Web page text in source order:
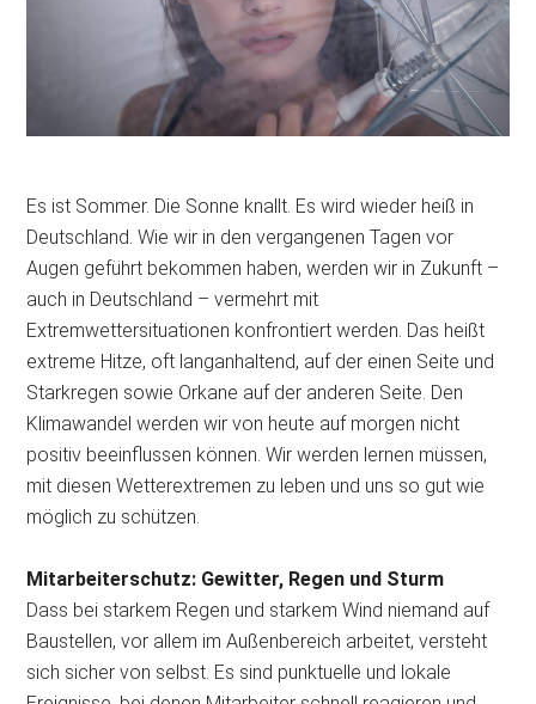
Es ist Sommer. Die Sonne knallt. Es wird wieder heiß in
Deutschland. Wie wir in den vergangenen Tagen vor
Augen geführt bekommen haben, werden wir in Zukunft –
auch in Deutschland – vermehrt mit
Extremwettersituationen konfrontiert werden. Das heißt
extreme Hitze, oft langanhaltend, auf der einen Seite und
Starkregen sowie Orkane auf der anderen Seite. Den
Klimawandel werden wir von heute auf morgen nicht
positiv beeinflussen können. Wir werden lernen müssen,
mit diesen Wetterextremen zu leben und uns so gut wie
möglich zu schützen.
Mitarbeiterschutz: Gewitter, Regen und Sturm
Dass bei starkem Regen und starkem Wind niemand auf
Baustellen, vor allem im Außenbereich arbeitet, versteht
sich sicher von selbst. Es sind punktuelle und lokale